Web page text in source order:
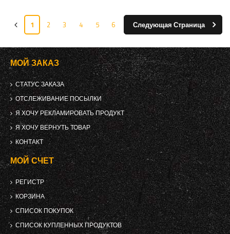
1 2 3 4 5 6 Следующая Страница
МОЙ ЗАКАЗ
СТАТУС ЗАКАЗА
ОТСЛЕЖИВАНИЕ ПОСЫЛКИ
Я ХОЧУ РЕКЛАМИРОВАТЬ ПРОДУКТ
Я ХОЧУ ВЕРНУТЬ ТОВАР
КОНТАКТ
МОЙ СЧЕТ
РЕГИСТР
КОРЗИНА
СПИСОК ПОКУПОК
СПИСОК КУПЛЕННЫХ ПРОДУКТОВ